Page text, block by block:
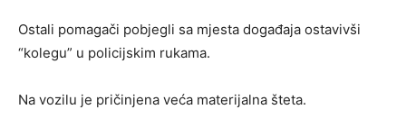
Ostali pomagači pobjegli sa mjesta događaja ostavivši
“kolegu” u policijskim rukama.
Na vozilu je pričinjena veća materijalna šteta.